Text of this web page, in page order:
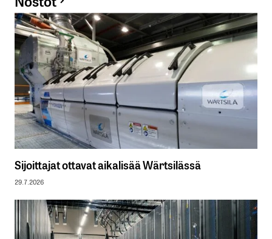
Sijoittajat ottavat aikalisää Wärtsilässä
29.7.2026